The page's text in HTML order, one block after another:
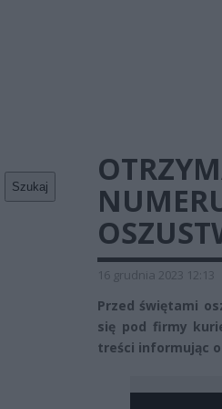
Szukaj
16 grudnia 2023 12:13
Przed świętami
się pod firmy
treści informując o